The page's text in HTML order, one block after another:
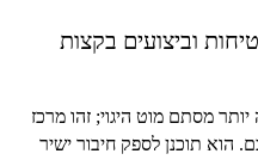
וביצועים בקצות
מסתם מוט היגוי; זהו מרכז
הוא תוכנן לספק חיבור ישיר